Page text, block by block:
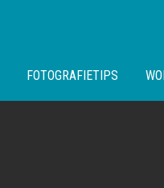
FOTOGRAFIETIPS